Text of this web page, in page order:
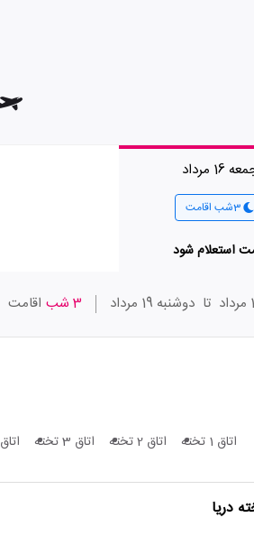
16 مرداد
3شب اقامت
استعلام شود
تا دوشنبه 19 مرداد 3 شب اقامت
اتاق 1 تخته اتاق 2 تخته اتاق 3 تخته اتاق 4 تخته و بیشتر
دریا